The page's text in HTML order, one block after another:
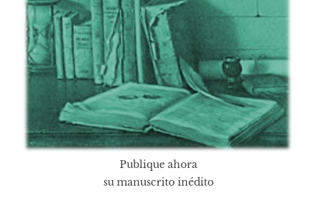
Publique ahora
su manuscrito inédito